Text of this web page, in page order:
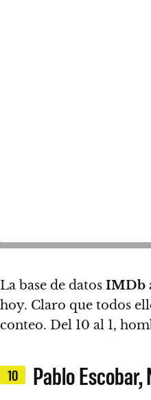
La base de datos IMDb
hoy. Claro que todos
conteo. Del 10 al 1,
10 Pablo